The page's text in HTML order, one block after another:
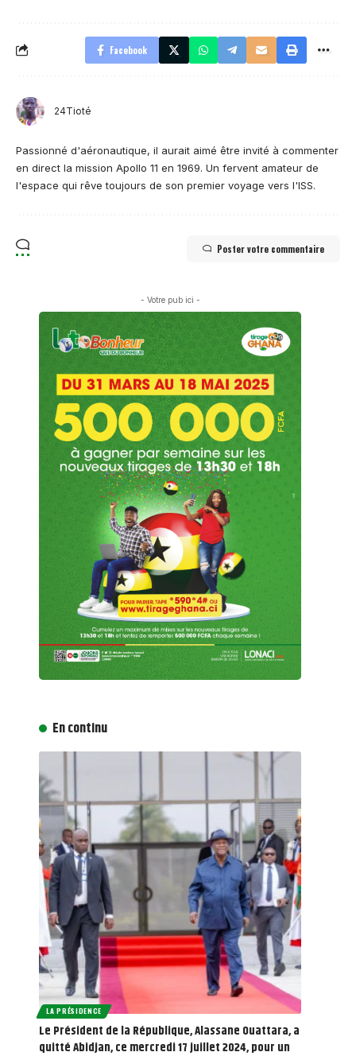
Facebook
24Tioté
Passionné d'aéronautique, il aurait aimé être invité à commenter
en direct la mission Apollo 11 en 1969. Un fervent amateur de
l'espace qui rêve toujours de son premier voyage vers l'ISS.
Poster votre commentaire
- Votre pub ici -
En continu
LA PRÉSIDENCE
Le Président de la République, Alassane Ouattara, a
quitté Abidjan, ce mercredi 17 juillet 2024, pour un